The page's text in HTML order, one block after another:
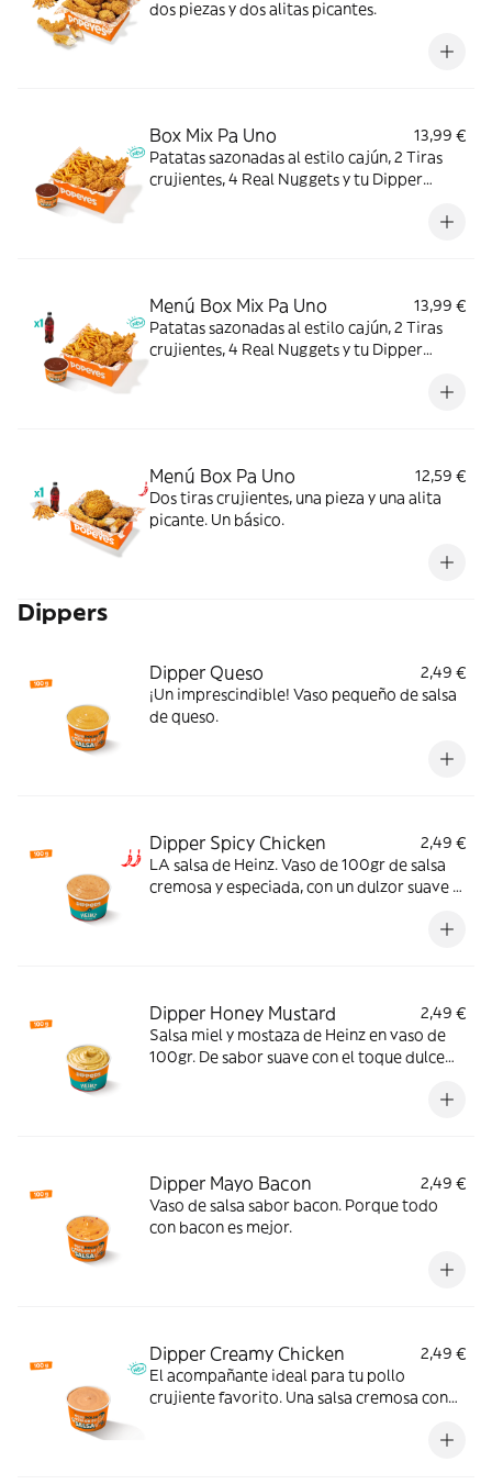
dos piezas y dos alitas picantes.
Box Mix Pa Uno
13,99 €
Patatas sazonadas al estilo cajún, 2 Tiras
crujientes, 4 Real Nuggets y tu Dipper
Menú Box Mix Pa Uno
13,99 €
Patatas sazonadas al estilo cajún, 2 Tiras
crujientes, 4 Real Nuggets y tu Dipper
Menú Box Pa Uno
12,59 €
Dos tiras crujientes, una pieza y una alita
picante. Un básico.
Dippers
Dipper Queso
2,49 €
¡Un imprescindible! Vaso pequeño de salsa
de queso.
Dipper Spicy Chicken
2,49 €
LA salsa de Heinz. Vaso de 100gr de salsa
cremosa y especiada, con un dulzor suave y
sabor y la hace irresistible. El match ideal
Dipper Honey Mustard
2,49 €
Salsa miel y mostaza de Heinz en vaso de
100gr. De sabor suave con el toque dulce
Dipper Mayo Bacon
2,49 €
Vaso de salsa sabor bacon. Porque todo
con bacon es mejor.
Dipper Creamy Chicken
2,49 €
El acompañante ideal para tu pollo
crujiente favorito. Una salsa cremosa con